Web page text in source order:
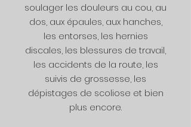
soulager les douleurs au cou, au
dos, aux épaules, aux hanches,
les entorses, les hernies
discales, les blessures de travail,
les accidents de la route, les
suivis de grossesse, les
dépistages de scoliose et bien
plus encore.